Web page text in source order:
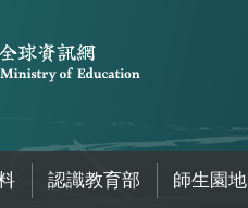
認識教育部 師生園地